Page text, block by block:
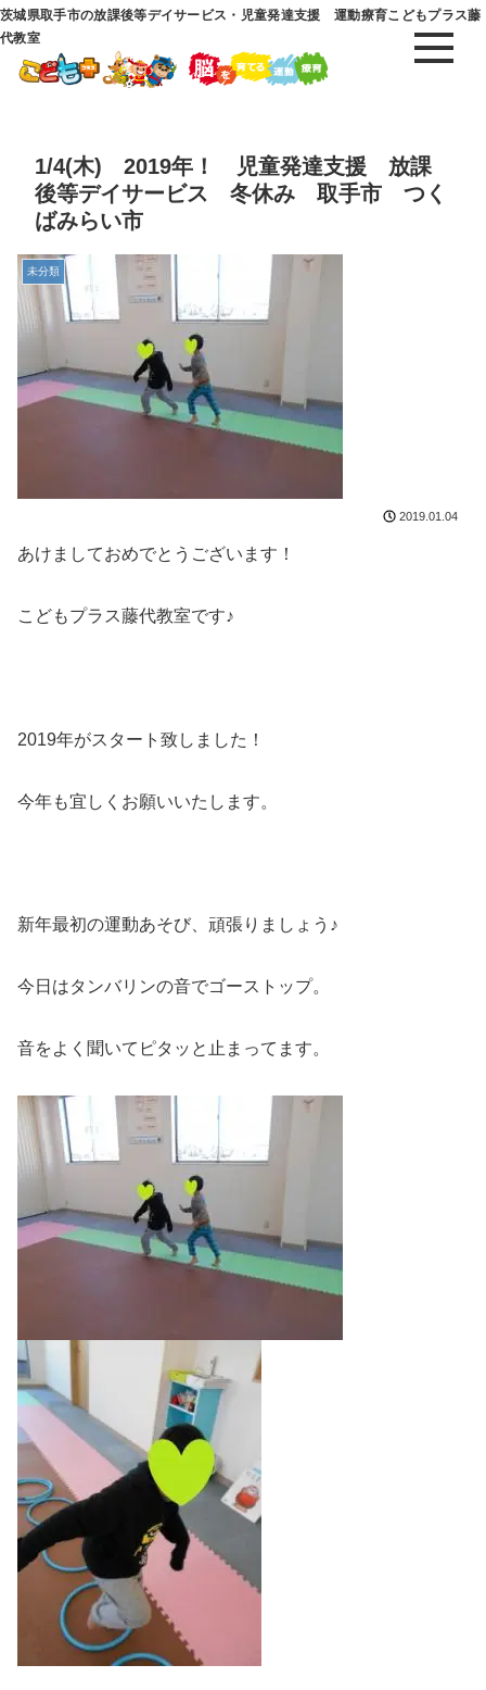
茨城県取手市の放課後等デイサービス・児童発達支援 運動療育こどもプラス藤
代教室
1/4(木) 2019年！ 児童発達支援 放課
後等デイサービス 冬休み 取手市 つく
ばみらい市
未分類
2019.01.04
あけましておめでとうございます！
こどもプラス藤代教室です♪
2019年がスタート致しました！
今年も宜しくお願いいたします。
新年最初の運動あそび、頑張りましょう♪
今日はタンバリンの音でゴーストップ。
音をよく聞いてピタッと止まってます。